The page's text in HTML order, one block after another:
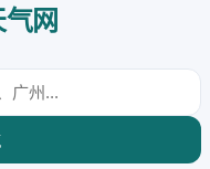
网